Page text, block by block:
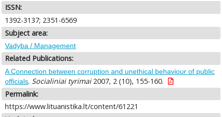
ISSN:
1392-3137; 2351-6569
Subject area:
Vadyba / Management
Related Publications:
A Connection between corruption and unethical behaviour of public
officials. Socialiniai tyrimai2007, 2 (10), 155-160.
Permalink:
https://www.lituanistika.lt/content/61221